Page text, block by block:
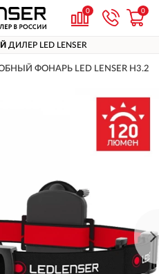
0 0
ДИЛЕР LED LENSER
ФОНАРЬ LED LENSER H3.2